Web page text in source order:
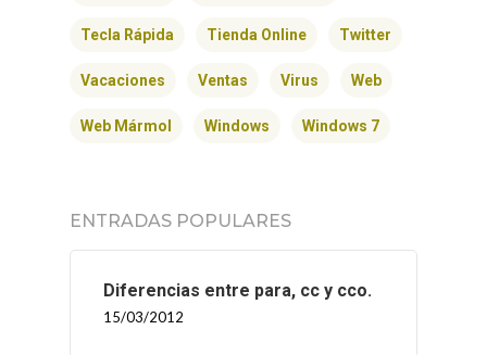
Tecla Rápida Tienda Online Twitter
Vacaciones Ventas Virus Web
Web Mármol Windows Windows 7
ENTRADAS POPULARES
Diferencias entre para, cc y cco.
15/03/2012